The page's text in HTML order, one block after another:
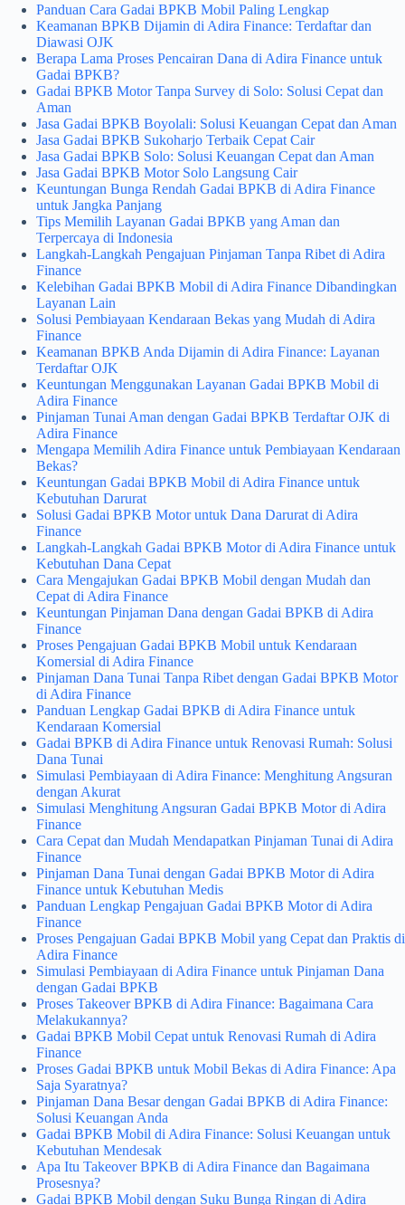
Panduan Cara Gadai BPKB Mobil Paling Lengkap
Keamanan BPKB Dijamin di Adira Finance: Terdaftar dan
Diawasi OJK
Berapa Lama Proses Pencairan Dana di Adira Finance untuk
Gadai BPKB?
Gadai BPKB Motor Tanpa Survey di Solo: Solusi Cepat dan
Aman
Jasa Gadai BPKB Boyolali: Solusi Keuangan Cepat dan Aman
Jasa Gadai BPKB Sukoharjo Terbaik Cepat Cair
Jasa Gadai BPKB Solo: Solusi Keuangan Cepat dan Aman
Jasa Gadai BPKB Motor Solo Langsung Cair
Keuntungan Bunga Rendah Gadai BPKB di Adira Finance
untuk Jangka Panjang
Tips Memilih Layanan Gadai BPKB yang Aman dan
Terpercaya di Indonesia
Langkah-Langkah Pengajuan Pinjaman Tanpa Ribet di Adira
Finance
Kelebihan Gadai BPKB Mobil di Adira Finance Dibandingkan
Layanan Lain
Solusi Pembiayaan Kendaraan Bekas yang Mudah di Adira
Finance
Keamanan BPKB Anda Dijamin di Adira Finance: Layanan
Terdaftar OJK
Keuntungan Menggunakan Layanan Gadai BPKB Mobil di
Adira Finance
Pinjaman Tunai Aman dengan Gadai BPKB Terdaftar OJK di
Adira Finance
Mengapa Memilih Adira Finance untuk Pembiayaan Kendaraan
Bekas?
Keuntungan Gadai BPKB Mobil di Adira Finance untuk
Kebutuhan Darurat
Solusi Gadai BPKB Motor untuk Dana Darurat di Adira
Finance
Langkah-Langkah Gadai BPKB Motor di Adira Finance untuk
Kebutuhan Dana Cepat
Cara Mengajukan Gadai BPKB Mobil dengan Mudah dan
Cepat di Adira Finance
Keuntungan Pinjaman Dana dengan Gadai BPKB di Adira
Finance
Proses Pengajuan Gadai BPKB Mobil untuk Kendaraan
Komersial di Adira Finance
Pinjaman Dana Tunai Tanpa Ribet dengan Gadai BPKB Motor
di Adira Finance
Panduan Lengkap Gadai BPKB di Adira Finance untuk
Kendaraan Komersial
Gadai BPKB di Adira Finance untuk Renovasi Rumah: Solusi
Dana Tunai
Simulasi Pembiayaan di Adira Finance: Menghitung Angsuran
dengan Akurat
Simulasi Menghitung Angsuran Gadai BPKB Motor di Adira
Finance
Cara Cepat dan Mudah Mendapatkan Pinjaman Tunai di Adira
Finance
Pinjaman Dana Tunai dengan Gadai BPKB Motor di Adira
Finance untuk Kebutuhan Medis
Panduan Lengkap Pengajuan Gadai BPKB Motor di Adira
Finance
Proses Pengajuan Gadai BPKB Mobil yang Cepat dan Praktis di
Adira Finance
Simulasi Pembiayaan di Adira Finance untuk Pinjaman Dana
dengan Gadai BPKB
Proses Takeover BPKB di Adira Finance: Bagaimana Cara
Melakukannya?
Gadai BPKB Mobil Cepat untuk Renovasi Rumah di Adira
Finance
Proses Gadai BPKB untuk Mobil Bekas di Adira Finance: Apa
Saja Syaratnya?
Pinjaman Dana Besar dengan Gadai BPKB di Adira Finance:
Solusi Keuangan Anda
Gadai BPKB Mobil di Adira Finance: Solusi Keuangan untuk
Kebutuhan Mendesak
Apa Itu Takeover BPKB di Adira Finance dan Bagaimana
Prosesnya?
Gadai BPKB Mobil dengan Suku Bunga Ringan di Adira